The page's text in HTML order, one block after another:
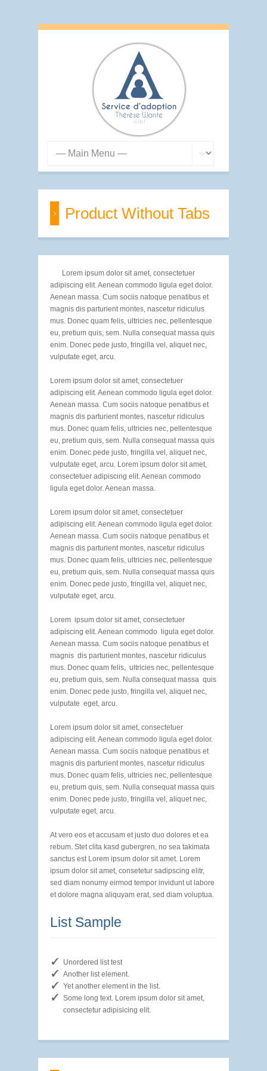
Product Without Tabs
Lorem ipsum dolor sit amet, consectetuer
adipiscing elit. Aenean commodo ligula eget dolor.
Aenean massa. Cum sociis natoque penatibus et
magnis dis parturient montes, nascetur ridiculus
mus. Donec quam felis, ultricies nec, pellentesque
eu, pretium quis, sem. Nulla consequat massa quis
enim. Donec pede justo, fringilla vel, aliquet nec,
vulputate eget, arcu.
Lorem ipsum dolor sit amet, consectetuer
adipiscing elit. Aenean commodo ligula eget dolor.
Aenean massa. Cum sociis natoque penatibus et
magnis dis parturient montes, nascetur ridiculus
mus. Donec quam felis, ultricies nec, pellentesque
eu, pretium quis, sem. Nulla consequat massa quis
enim. Donec pede justo, fringilla vel, aliquet nec,
vulputate eget, arcu. Lorem ipsum dolor sit amet,
consectetuer adipiscing elit. Aenean commodo
ligula eget dolor. Aenean massa.
Lorem ipsum dolor sit amet, consectetuer
adipiscing elit. Aenean commodo ligula eget dolor.
Aenean massa. Cum sociis natoque penatibus et
magnis dis parturient montes, nascetur ridiculus
mus. Donec quam felis, ultricies nec, pellentesque
eu, pretium quis, sem. Nulla consequat massa quis
enim. Donec pede justo, fringilla vel, aliquet nec,
vulputate eget, arcu.
Lorem ipsum dolor sit amet, consectetuer
adipiscing elit. Aenean commodo ligula eget dolor.
Aenean massa. Cum sociis natoque penatibus et
magnis dis parturient montes, nascetur ridiculus
mus. Donec quam felis, ultricies nec, pellentesque
eu, pretium quis, sem. Nulla consequat massa quis
enim. Donec pede justo, fringilla vel, aliquet nec,
vulputate eget, arcu.
Lorem ipsum dolor sit amet, consectetuer
adipiscing elit. Aenean commodo ligula eget dolor.
Aenean massa. Cum sociis natoque penatibus et
magnis dis parturient montes, nascetur ridiculus
mus. Donec quam felis, ultricies nec, pellentesque
eu, pretium quis, sem. Nulla consequat massa quis
enim. Donec pede justo, fringilla vel, aliquet nec,
vulputate eget, arcu.
At vero eos et accusam et justo duo dolores et ea
rebum. Stet clita kasd gubergren, no sea takimata
sanctus est Lorem ipsum dolor sit amet. Lorem
ipsum dolor sit amet, consetetur sadipscing elitr,
sed diam nonumy eirmod tempor invidunt ut labore
et dolore magna aliquyam erat, sed diam voluptua.
List Sample
Unordered list test
Another list element.
Yet another element in the list.
Some long text. Lorem ipsum dolor sit amet,
consectetur adipisicing elit.